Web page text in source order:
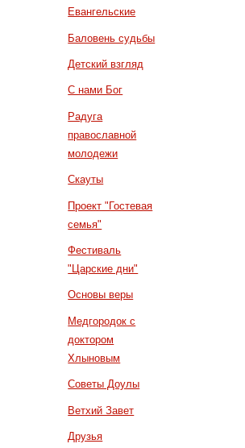
Евангельские
Баловень судьбы
Детский взгляд
С нами Бог
Радуга
православной
молодежи
Скауты
Проект "Гостевая
семья"
Фестиваль
"Царские дни"
Основы веры
Медгородок с
доктором
Хлыновым
Советы Доулы
Ветхий Завет
Друзья